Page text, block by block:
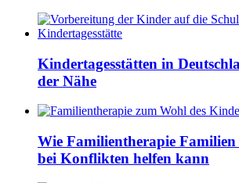
Kindertagesstätten in
der Nähe
Wie Familientherapie
bei Konflikten helfen kann